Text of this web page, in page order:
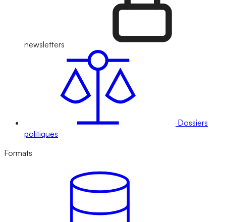
newsletters
Dossiers
politiques
Formats